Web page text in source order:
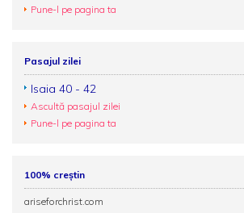
Pune-l pe pagina ta
Pasajul zilei
Isaia 40 - 42
Ascultă pasajul zilei
Pune-l pe pagina ta
100% creștin
ariseforchrist.com